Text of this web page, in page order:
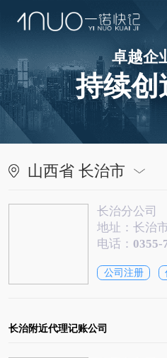
卓越企
持续创
山西省 长治市
长治分公司
电话：0355-
公司注册
长治附近代理记账公司